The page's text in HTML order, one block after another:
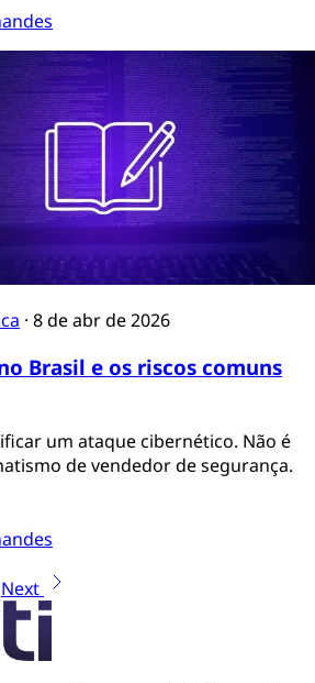
· 8 de abr de 2026
Brasil e os riscos comuns
um ataque cibernético. Não é
de vendedor de segurança.
Next